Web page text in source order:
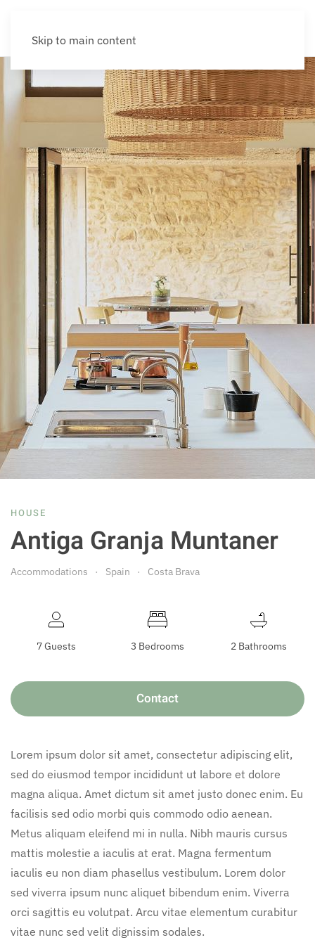
Skip to main content
HOUSE
Antiga Granja Muntaner
Accommodations Spain Costa Brava
7 Guests 3 Bedrooms 2 Bathrooms
Contact
Lorem ipsum dolor sit amet, consectetur adipiscing elit,
sed do eiusmod tempor incididunt ut labore et dolore
magna aliqua. Amet dictum sit amet justo donec enim. Eu
facilisis sed odio morbi quis commodo odio aenean.
Metus aliquam eleifend mi in nulla. Nibh mauris cursus
mattis molestie a iaculis at erat. Magna fermentum
iaculis eu non diam phasellus vestibulum. Lorem dolor
sed viverra ipsum nunc aliquet bibendum enim. Viverra
orci sagittis eu volutpat. Arcu vitae elementum curabitur
vitae nunc sed velit dignissim sodales.